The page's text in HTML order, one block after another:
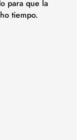
para que la
tiempo.